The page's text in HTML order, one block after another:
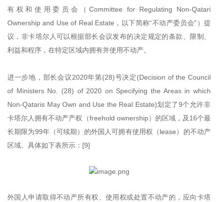
有权和使用委员会（Committee for Regulating Non-Qatari
Ownership and Use of Real Estate，以下简称“不动产委员会”）提
议，非卡塔尔人可以根据部长会议发布的决定规定的条款、限制、
利益和程序，在特定区域内拥有并使用不动产。
进一步地，部长会议2020年第(28)号决定(Decision of the Council
of Ministers No. (28) of 2020 on Specifying the Areas in which
Non-Qataris May Own and Use the Real Estate)划定了9个允许非
卡塔尔人拥有不动产产权（freehold ownership）的区域，及16个最
长期限为99年（可续期）的外国人可拥有使用权（lease）的不动产
区域。具体如下表所示：[9]
外国人申请取得不动产所有权、使用权或处置不动产的，应向卡塔